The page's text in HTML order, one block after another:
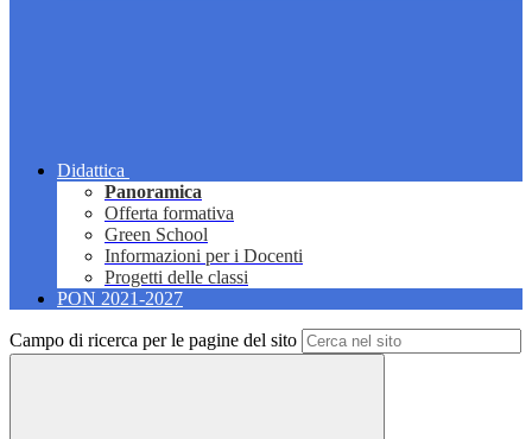
Didattica
Panoramica
Offerta formativa
Green School
Informazioni per i Docenti
Progetti delle classi
PON 2021-2027
Campo di ricerca per le pagine del sito